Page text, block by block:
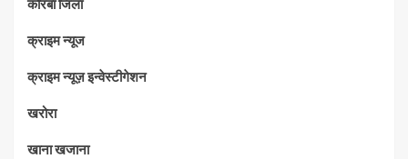
कोरबा जिला
क्राइम न्यूज
क्राइम न्यूज़ इन्वेस्टीगेशन
खरोरा
खाना खजाना